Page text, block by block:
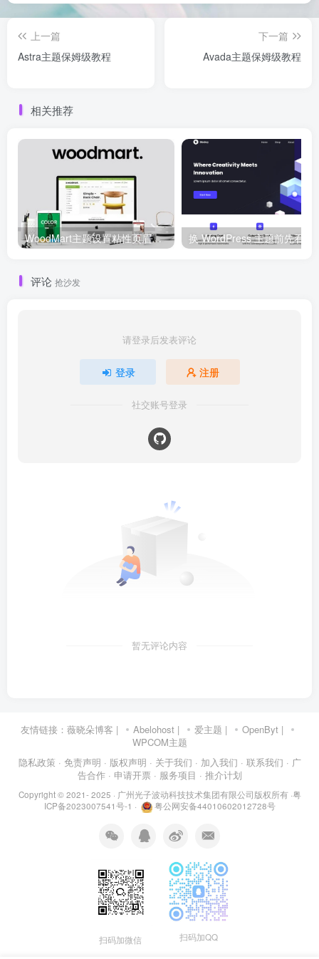
上一篇
Astra主题保姆级教程
下一篇
Avada主题保姆级教程
相关推荐
WoodMart主题设置粘性页眉与透明菜单教程
评论 抢沙发
请登录后发表评论
登录 注册
社交账号登录
暂无评论内容
友情链接： 薇晓朵博客 | Abelohost | 爱主题 | OpenByt |
WPCOM主题
隐私政策 · 免责声明 · 版权声明 · 关于我们 · 加入我们 · 联系我们 · 广
告合作 · 申请开票 · 服务项目 · 推介计划
Copyright © 2021- 2025 · 广州光子波动科技技术集团有限公司版权所有·粤
ICP备2023007541号-1 · 粤公网安备44010602012728号
扫码加微信 扫码加QQ